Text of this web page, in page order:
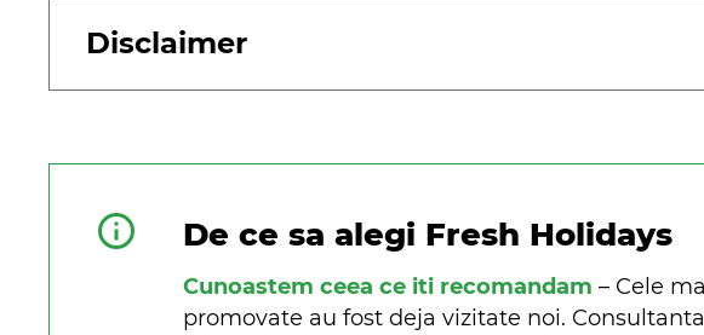
Disclaimer
De ce sa alegi Fresh Holidays
Cunoastem ceea ce iti recomandam – Cele
promovate au fost deja vizitate noi.